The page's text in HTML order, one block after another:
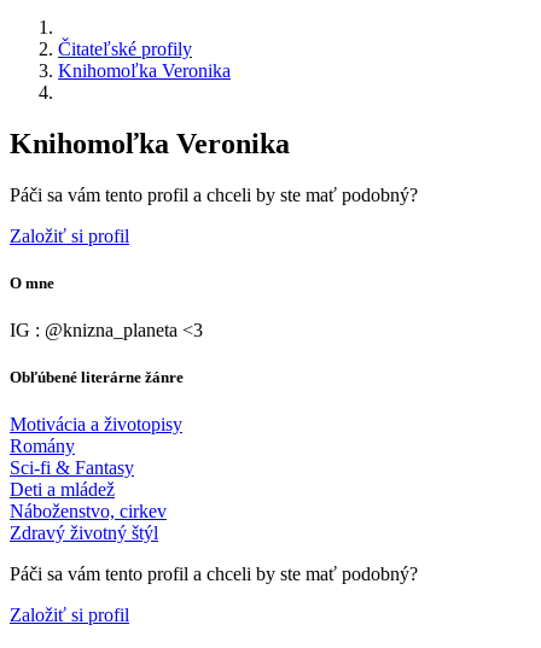
Čitateľské profily
Knihomoľka Veronika
Knihomoľka Veronika
Páči sa vám tento profil a chceli by ste mať podobný?
Založiť si profil
O mne
IG : @knizna_planeta <3
Obľúbené literárne žánre
Motivácia a životopisy
Romány
Sci-fi & Fantasy
Deti a mládež
Náboženstvo, cirkev
Zdravý životný štýl
Páči sa vám tento profil a chceli by ste mať podobný?
Založiť si profil